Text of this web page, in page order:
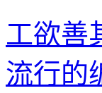
工欲善
流行的